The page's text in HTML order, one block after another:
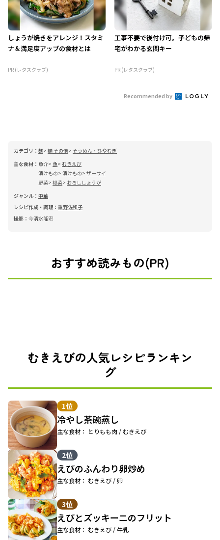
しょうが焼きをアレンジ！スタミ
ナ＆満足度アップの食材とは
PR (レタスクラブ)
工事不要で後付け可。子どもの帰
宅がわかる玄関キー
PR (レタスクラブ)
Recommended by
カテゴリ： 麺 麺 その他 そうめん・ひやむぎ
主な食材： 魚介 魚
むきえび
漬けもの
漬けもの
ザーサイ
野菜 根菜
おろししょうが
ジャンル： 中華
レシピ作成・調理： 重野佐和子
撮影： 今清水隆宏
おすすめ読みもの(PR)
むきえびの人気レシピランキン
グ
1位
冷やし茶碗蒸し
主な食材： とりもも肉 / むきえび
2位
えびのふんわり卵炒め
主な食材： むきえび / 卵
3位
えびとズッキーニのフリット
主な食材： むきえび / 牛乳